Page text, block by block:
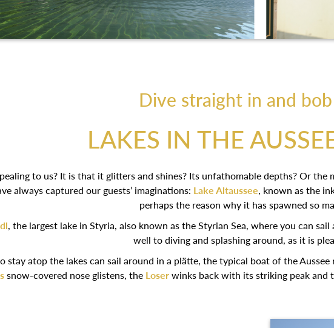
Dive straight in and
LAKES IN THE
to us? It is that it glitters and shines? Its unfathomable depths? Or the
always captured our guests’ imaginations: Lake Altaussee, known as the
perhaps the reason why it has spawned so
, the largest lake in Styria, also known as the Styrian Sea, where you can
well to diving and splashing around, as it is
stay atop the lakes can sail around in a plätte, the typical boat of the
snow-covered nose glistens, the Loser winks back with its striking peak and